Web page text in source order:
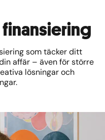
som täcker ditt
affär – även för större
lösningar och